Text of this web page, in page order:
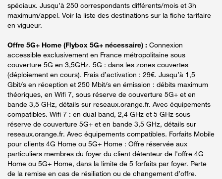
spéciaux. Jusqu’à 250 correspondants différents/mois et 3h
maximum/appel. Voir la liste des destinations sur la fiche tarifaire
en vigueur.
Offre 5G+ Home (Flybox 5G+ nécessaire) : Connexion
accessible exclusivement en France métropolitaine sous
couverture 5G en 3,5GHz. 5G : dans les zones couvertes
(déploiement en cours). Frais d’activation : 29€. Jusqu’à 1,5
Gbit/s en réception et 250 Mbit/s en émission : débits maximum
théoriques, en Wifi 7, sous réserve de couverture 5G+ et en
bande 3,5 GHz, détails sur reseaux.orange.fr. Avec équipements
compatibles. Wifi 7 : en dual band, 2,4 GHz et 5 GHz sous
réserve de couverture 5G+ et en bande 3,5 GHz, détails sur
reseaux.orange.fr. Avec équipements compatibles. Forfaits Mobile
pour clients 4G Home ou 5G+ Home : Offre réservée aux
particuliers membres du foyer du client détenteur de l'offre 4G
Home ou 5G+ Home, dans la limite de 5 forfaits par foyer. Perte
de la remise en cas de résiliation ou de changement d’offre.